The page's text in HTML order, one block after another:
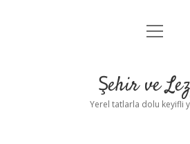
Anasayfa
Yasal Uyarı
menüyü
Şehir ve
Yerel tatlarla dolu keyifli